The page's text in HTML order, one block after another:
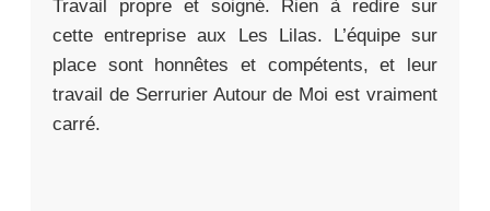
Travail propre et soigné. Rien à redire sur
cette entreprise aux Les Lilas. L’équipe sur
place sont honnêtes et compétents, et leur
travail de Serrurier Autour de Moi est vraiment
carré.